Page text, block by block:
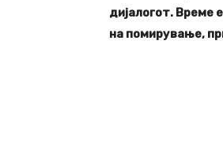
дијалогот. Време
на помирување,